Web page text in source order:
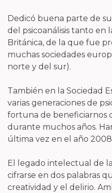
Dedicó buena parte de
del psicoanálisis tanto en
Británica, de la que fue
muchas sociedades
norte y del sur).
También en la Sociedad
varias generaciones de
fortuna de beneficiarnos
durante muchos años.
última vez en el año
El legado intelectual de
cifrarse en dos palabras
creatividad y el delirio.